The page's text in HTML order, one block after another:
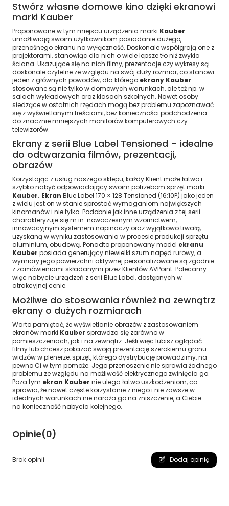
Stwórz własne domowe kino dzięki ekranowi
marki Kauber
Proponowane w tym miejscu urządzenia marki Kauber
umożliwiają swoim użytkownikom posiadanie dużego,
przenośnego ekranu na wyłączność. Doskonale współgrają one z
projektorami, stanowiąc dla nich o wiele lepsze tło niż zwykła
ściana. Ukazujące się na nich filmy, prezentacje czy wykresy są
doskonale czytelne ze względu na swój duży rozmiar, co stanowi
jeden z głównych powodów, dla którego ekrany Kauber
stosowane są nie tylko w domowych warunkach, ale też np. w
salach wykładowych oraz klasach szkolnych. Nawet osoby
siedzące w ostatnich rzędach mogą bez problemu zapoznawać
się z wyświetlanymi treściami, bez konieczności podchodzenia
do znacznie mniejszych monitorów komputerowych czy
telewizorów.
Ekrany z serii Blue Label Tensioned – idealne
do odtwarzania filmów, prezentacji,
obrazów
Korzystając z usług naszego sklepu, każdy Klient może łatwo i
szybko nabyć odpowiadający swoim potrzebom sprzęt marki
Kauber. Ekran Blue Label 170 × 128 Tensioned (16:10P) jako jeden
z wielu jest on w stanie sprostać wymaganiom największych
kinomanów i nie tylko. Podobnie jak inne urządzenia z tej serii
charakteryzuje się m.in. nowoczesnym wzornictwem,
innowacyjnym systemem napinaczy oraz wyjątkowo trwałą,
uzyskaną w wyniku zastosowania w procesie produkcji sprzętu
aluminium, obudową. Ponadto proponowany model ekranu
Kauber posiada generujący niewielki szum napęd rurowy, a
wymiary jego powierzchni aktywnej personalizowane są zgodnie
z zamówieniami składanymi przez Klientów AVPoint. Polecamy
więc nabycie urządzeń z serii Blue Label, dostępnych w
atrakcyjnej cenie.
Możliwe do stosowania również na zewnątrz
ekrany o dużych rozmiarach
Warto pamiętać, że wyświetlanie obrazów z zastosowaniem
ekranów marki Kauber sprawdza się zarówno w
pomieszczeniach, jak i na zewnątrz. Jeśli więc lubisz oglądać
filmy lub chcesz pokazać swoją prezentację szerokiemu gronu
widzów w plenerze, sprzęt, którego dystrybucję prowadzimy, na
pewno Ci w tym pomoże. Jego przenoszenie nie sprawia żadnego
problemu ze względu na możliwość elektrycznego zwinięcia go.
Poza tym ekran Kauber nie ulega łatwo uszkodzeniom, co
sprawia, że nawet częste korzystanie z niego i nie zawsze w
idealnych warunkach nie naraża go na zniszczenie, a Ciebie –
na konieczność nabycia kolejnego.
Opinie(0)
Brak opinii Dodaj opinię